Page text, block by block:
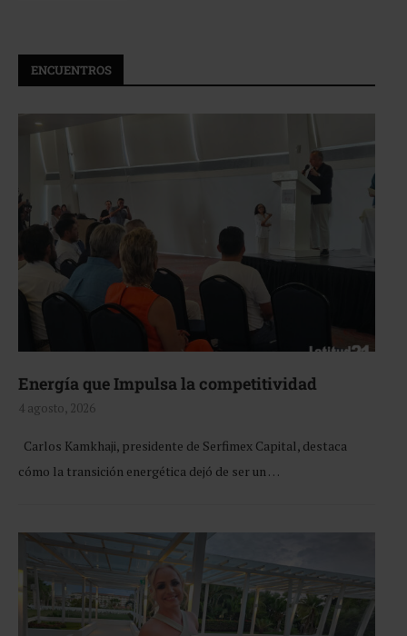
ENCUENTROS
Energía que Impulsa la competitividad
4 agosto, 2026
Carlos Kamkhaji, presidente de Serfimex Capital, destaca
cómo la transición energética dejó de ser un …